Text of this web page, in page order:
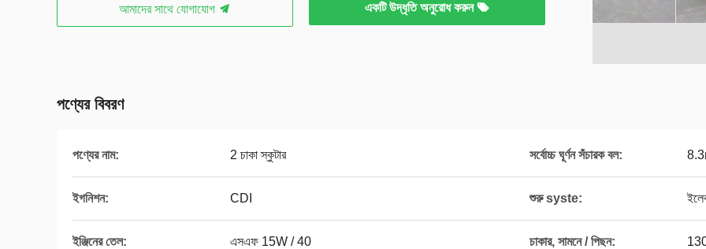
আমাদের সাথে যোগাযোগ একটি উদ্ধৃতি অনুরোধ করুন
পণ্যের বিবরণ
পণ্যের নাম: 2 চাকা স্কুটার সর্বোচ্চ ঘূর্ণন সঁচারক বল:
ইগনিশন: CDI শুরু syste:
ইঞ্জিনের তেল: এসএফ 15W / 40 চাকার, সামনে / পিছন: